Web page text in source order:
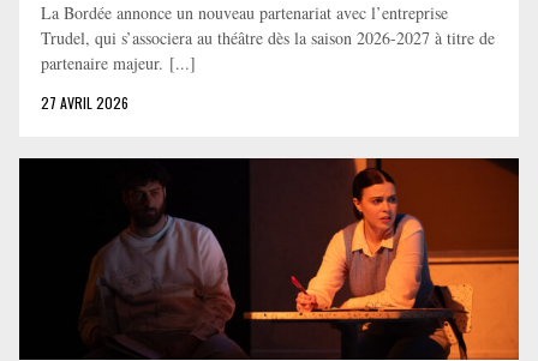
La Bordée annonce un nouveau partenariat avec l’entreprise
Trudel, qui s’associera au théâtre dès la saison 2026-2027 à titre de
partenaire majeur. [...]
27 AVRIL 2026